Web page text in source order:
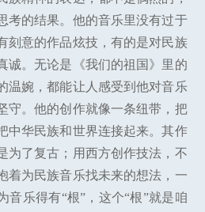
考的结果。他的音乐里没有过于
刻意的作品炫技，有的是对民族
诚。无论是《我们的祖国》里的
温婉，都能让人感受到他对音乐
守。他的创作就像一条纽带，把
中华民族和世界连接起来。其作
为了复古；用西方创作技法，不
着为民族音乐找未来的想法，一
音乐得有“根”，这个“根”就是咱